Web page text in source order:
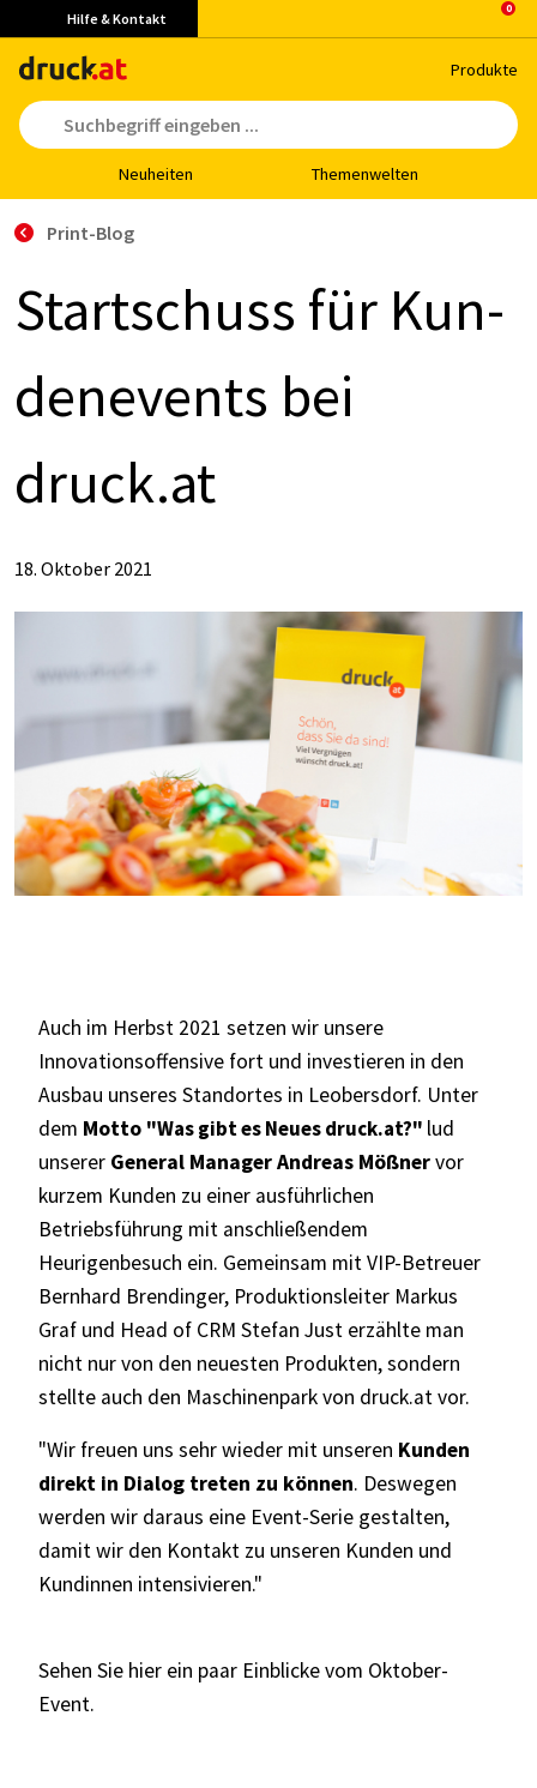
Hilfe & Kontakt
Pro­duk­te
Neu­hei­ten The­men­wel­ten
Print-Blog
Start­schuss für Kun­
de­nevents bei
druck.at
18. Oktober 2021
Auch im Herbst 2021 setzen wir unsere
Innovationsoffensive fort und investieren in den
Ausbau unseres Standortes in Leobersdorf. Unter
dem Motto "Was gibt es Neues druck.at?" lud
unserer General Manager Andreas Mößnervor
kurzem Kunden zu einer ausführlichen
Betriebsführung mit anschließendem
Heurigenbesuch ein. Gemeinsam mit VIP-Betreuer
Bernhard Brendinger, Produktionsleiter Markus
Graf und Head of CRM Stefan Just erzählte man
nicht nur von den neuesten Produkten, sondern
stellte auch den Maschinenpark von druck.at vor.
"Wir freuen uns sehr wieder mit unseren Kunden
direkt in Dialog treten zu können. Deswegen
werden wir daraus eine Event-Serie gestalten,
damit wir den Kontakt zu unseren Kunden und
Kundinnen intensivieren."
Sehen Sie hier ein paar Einblicke vom Oktober-
Event.